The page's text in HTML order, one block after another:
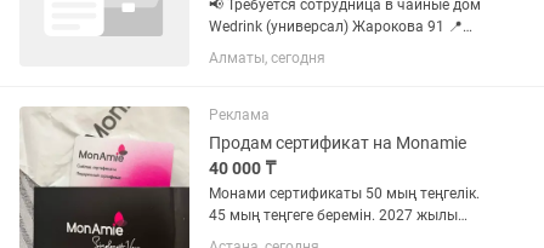
📢 Требуется сотрудница в чайные дом
Wedrink (универсал) Жарокова 91 📍
Обязанности: – работа за баром –
заготовки – работа с кассой
Алматы, сегодня
Реклама
Продам сертификат на Monamie
40 000 ₸
Монами сертификаты 50 мың теңгелік.
45 мың теңгеге беремін. 2027 жылы
мартқа дейін срогы бар.